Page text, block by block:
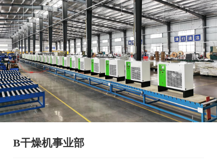
B干燥机事业部